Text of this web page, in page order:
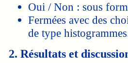
Oui / Non : sous
Fermées avec des
de type
2. Résultats et